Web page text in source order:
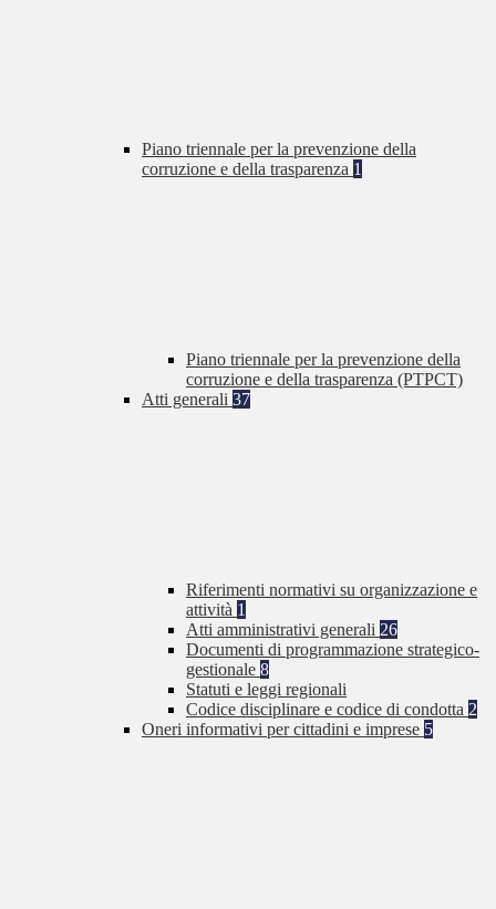
Piano triennale per la prevenzione della
corruzione e della trasparenza 1
Piano triennale per la prevenzione della
corruzione e della trasparenza (PTPCT)
Atti generali 37
Riferimenti normativi su organizzazione e
attività 1
Atti amministrativi generali 26
Documenti di programmazione strategico-
gestionale 8
Statuti e leggi regionali
Codice disciplinare e codice di condotta 2
Oneri informativi per cittadini e imprese 5